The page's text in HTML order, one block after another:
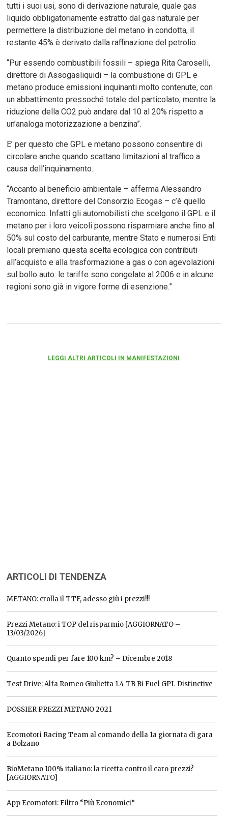
tutti i suoi usi, sono di derivazione naturale, quale gas
liquido obbligatoriamente estratto dal gas naturale per
permettere la distribuzione del metano in condotta, il
restante 45% è derivato dalla raffinazione del petrolio.
“Pur essendo combustibili fossili – spiega Rita Caroselli,
direttore di Assogasliquidi – la combustione di GPL e
metano produce emissioni inquinanti molto contenute, con
un abbattimento pressoché totale del particolato, mentre la
riduzione della CO2 può andare dal 10 al 20% rispetto a
un’analoga motorizzazione a benzina”.
E’ per questo che GPL e metano possono consentire di
circolare anche quando scattano limitazioni al traffico a
causa dell’inquinamento.
“Accanto al beneficio ambientale – afferma Alessandro
Tramontano, direttore del Consorzio Ecogas – c’è quello
economico. Infatti gli automobilisti che scelgono il GPL e il
metano per i loro veicoli possono risparmiare anche fino al
50% sul costo del carburante, mentre Stato e numerosi Enti
locali premiano questa scelta ecologica con contributi
all’acquisto e alla trasformazione a gas o con agevolazioni
sul bollo auto: le tariffe sono congelate al 2006 e in alcune
regioni sono già in vigore forme di esenzione.”
LEGGI ALTRI ARTICOLI IN MANIFESTAZIONI
ARTICOLI DI TENDENZA
METANO: crolla il TTF, adesso giù i prezzi!!!
Prezzi Metano: i TOP del risparmio [AGGIORNATO –
13/03/2026]
Quanto spendi per fare 100 km? – Dicembre 2018
Test Drive: Alfa Romeo Giulietta 1.4 TB Bi Fuel GPL Distinctive
DOSSIER PREZZI METANO 2021
Ecomotori Racing Team al comando della 1a giornata di gara
a Bolzano
BioMetano 100% italiano: la ricetta contro il caro prezzi?
[AGGIORNATO]
App Ecomotori: Filtro “Più Economici”